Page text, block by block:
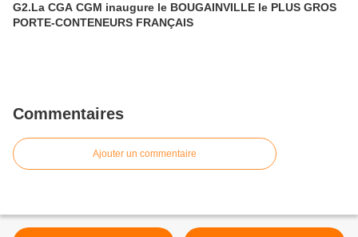
G2.La CGA CGM inaugure le BOUGAINVILLE le PLUS GROS
PORTE-CONTENEURS FRANÇAIS
Commentaires
Ajouter un commentaire